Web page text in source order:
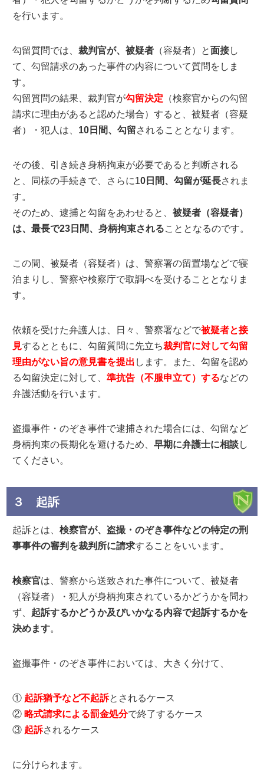
を行います。
勾留質問では、裁判官が、被疑者 （容疑者）と面接し
て、勾留請求のあった事件の内容について質問をしま
す。
勾留質問の結果、裁判官が勾留決定 （検察官からの勾留
請求に理由があると認めた場合）すると、被疑者（容疑
者）・犯人は、 10日間、勾留されることとなります。
その後、引き続き身柄拘束が必要であると判断される
と、同様の手続きで、さらに10日間、勾留が延長されま
す。
そのため、逮捕と勾留をあわせると、被疑者（容疑者）
は、最長で23日間、身柄拘束されることとなるのです。
この間、被疑者（容疑者）は、警察署の留置場などで寝
泊まりし、警察や検察庁で取調べを受けることとなりま
す。
依頼を受けた弁護人は、日々、警察署などで被疑者と接
見するとともに、勾留質問に先立ち裁判官に対して勾留
理由がない旨の意見書を提出 します。また、勾留を認め
る勾留決定に対して、準抗告（不服申立て）するなどの
弁護活動を行います。
盗撮事件・のぞき事件で逮捕された場合には、勾留など
身柄拘束の長期化を避けるため、早期に弁護士に相談し
てください。
３ 起訴
起訴とは、検察官が、盗撮・のぞき事件などの特定の刑
事事件の審判を裁判所に請求することをいいます。
検察官は、警察から送致された事件について、被疑者
（容疑者）・犯人が身柄拘束されているかどうかを問わ
ず、 起訴するかどうか及びいかなる内容で起訴するかを
決めます。
盗撮事件・のぞき事件においては、大きく分けて、
① 起訴猶予など不起訴とされるケース
② 略式請求による罰金処分で終了するケース
③ 起訴されるケース
に分けられます。